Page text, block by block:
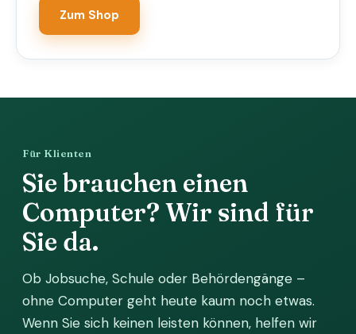
Zum Shop
Für Klienten
Sie brauchen einen
Computer? Wir sind für
Sie da.
Ob Jobsuche, Schule oder Behördengänge –
ohne Computer geht heute kaum noch etwas.
Wenn Sie sich keinen leisten können, helfen wir